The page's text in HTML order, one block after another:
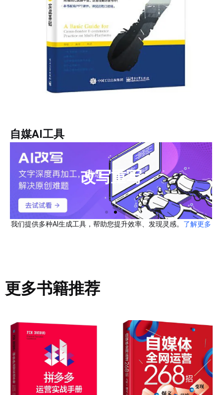
自媒AI工具
改写重写
我们提供多种AI生成工具，帮助您提升效率、发现灵感。 了解更多
更多书籍推荐